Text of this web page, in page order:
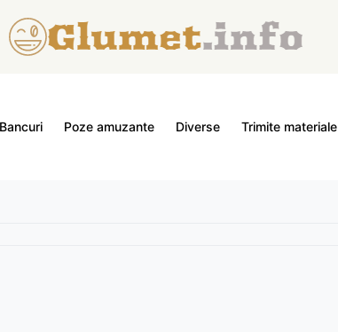
Bancuri Poze amuzante Diverse Trimite materiale